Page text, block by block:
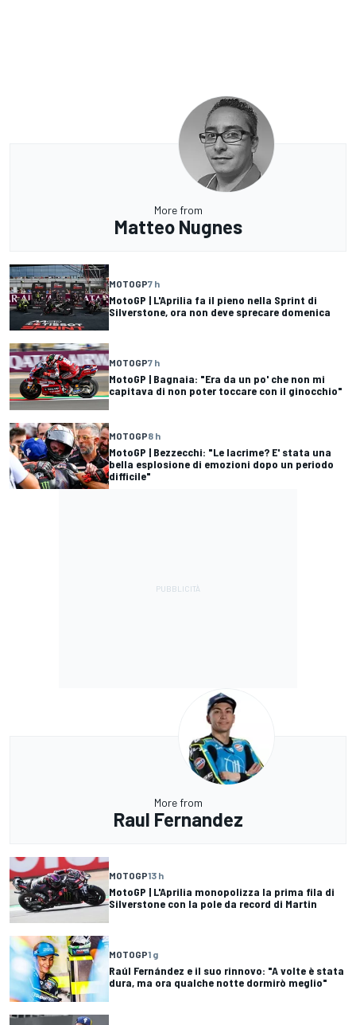
More from
Matteo Nugnes
MOTOGP7 h
MotoGP | L'Aprilia fa il pieno nella Sprint di
Silverstone, ora non deve sprecare domenica
MOTOGP7 h
MotoGP | Bagnaia: "Era da un po' che non mi
capitava di non poter toccare con il ginocchio"
MOTOGP8 h
MotoGP | Bezzecchi: "Le lacrime? E' stata una
bella esplosione di emozioni dopo un periodo
difficile"
More from
Raul Fernandez
MOTOGP13 h
MotoGP | L'Aprilia monopolizza la prima fila di
Silverstone con la pole da record di Martin
MOTOGP1 g
Raúl Fernández e il suo rinnovo: "A volte è stata
dura, ma ora qualche notte dormirò meglio"